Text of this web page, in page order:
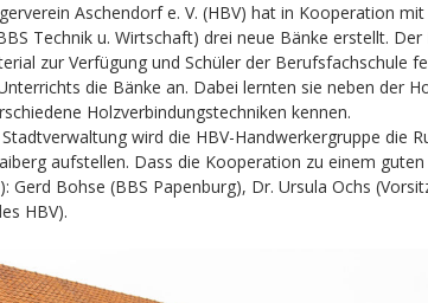
Aschendorf e. V. (HBV) hat in Kooperation
Technik u. Wirtschaft) drei neue Bänke erstellt.
zur Verfügung und Schüler der Berufsfachschule
die Bänke an. Dabei lernten sie neben der
Holzverbindungstechniken kennen.
wird die HBV-Handwerkergruppe die
aufstellen. Dass die Kooperation zu einem
Gerd Bohse (BBS Papenburg), Dr. Ursula Ochs
HBV).